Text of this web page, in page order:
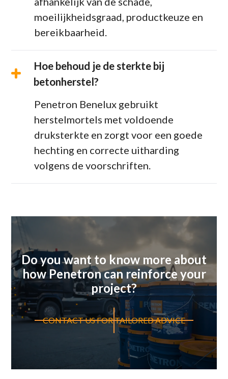
moeilijkheidsgraad, productkeuze en
bereikbaarheid.
Hoe behoud je de sterkte bij
betonherstel?
Penetron Benelux gebruikt
herstelmortels met voldoende
druksterkte en zorgt voor een goede
hechting en correcte uitharding
volgens de voorschriften.
Do you want to know more about
how Penetron can reinforce your
project?
CONTACT US FOR TAILORED ADVICE